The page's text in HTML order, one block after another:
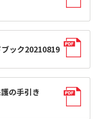
ック20210819
護の手引き